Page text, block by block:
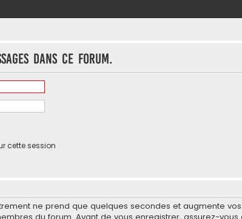
dans ce forum.
cette session
ne prend que quelques secondes et augmente